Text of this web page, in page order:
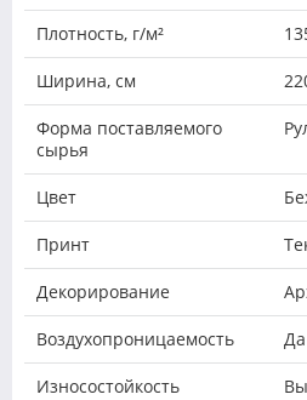
Плотность, г/м²
Ширина, см
Форма поставляемого
сырья
Цвет
Принт
Декорирование
Воздухопроницаемость Да
Износостойкость